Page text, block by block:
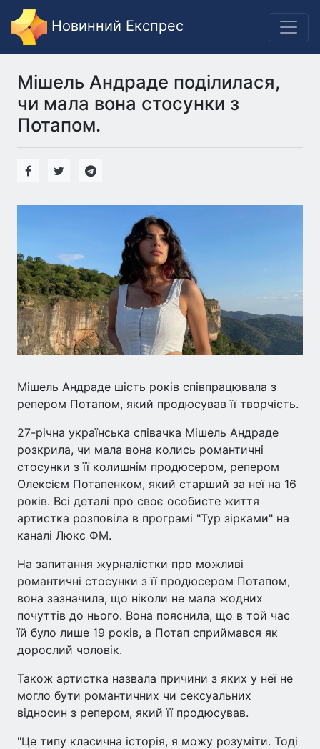
Новинний Експрес
Мішель Андраде поділилася,
чи мала вона стосунки з
Потапом.
Мішель Андраде шість років співпрацювала з
репером Потапом, який продюсував її творчість.
27-річна українська співачка Мішель Андраде
розкрила, чи мала вона колись романтичні
стосунки з її колишнім продюсером, репером
Олексієм Потапенком, який старший за неї на 16
років. Всі деталі про своє особисте життя
артистка розповіла в програмі "Тур зірками" на
каналі Люкс ФМ.
На запитання журналістки про можливі
романтичні стосунки з її продюсером Потапом,
вона зазначила, що ніколи не мала жодних
почуттів до нього. Вона пояснила, що в той час
їй було лише 19 років, а Потап сприймався як
дорослий чоловік.
Також артистка назвала причини з яких у неї не
могло бути романтичних чи сексуальних
відносин з репером, який її продюсував.
"Це типу класична історія, я можу розуміти. Тоді